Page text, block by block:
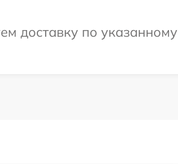
доставку по указанному